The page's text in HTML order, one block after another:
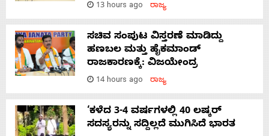
13 hours ago ರಾಜ್ಯ
ಸಚಿವ ಸಂಪುಟ ವಿಸ್ತರಣೆ ಮಾಡಿದ್ದು
ಹಣಬಲ ಮತ್ತು ಹೈಕಮಾಂಡ್
ರಾಜಕಾರಣಕ್ಕೆ: ವಿಜಯೇಂದ್ರ
14 hours ago ರಾಜ್ಯ
‘ಕಳೆದ 3-4 ವರ್ಷಗಳಲ್ಲಿ 40 ಲಷ್ಕರ್
ಸದಸ್ಯರನ್ನು ಸದ್ದಿಲ್ಲದೆ ಮುಗಿಸಿದೆ ಭಾರತ